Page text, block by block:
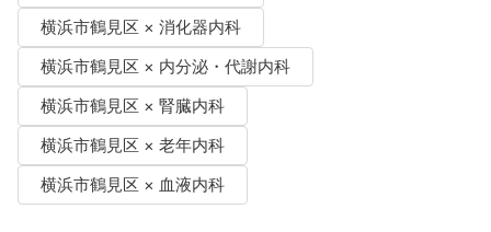
横浜市鶴見区 × 消化器内科
横浜市鶴見区 × 内分泌・代謝内科
横浜市鶴見区 × 腎臓内科
横浜市鶴見区 × 老年内科
横浜市鶴見区 × 血液内科